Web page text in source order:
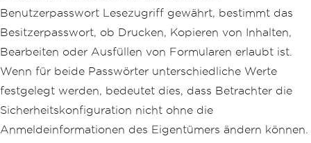
Benutzerpasswort Lesezugriff gewährt, bestimmt das
Besitzerpasswort, ob Drucken, Kopieren von Inhalten,
Bearbeiten oder Ausfüllen von Formularen erlaubt ist.
Wenn für beide Passwörter unterschiedliche Werte
festgelegt werden, bedeutet dies, dass Betrachter die
Sicherheitskonfiguration nicht ohne die
Anmeldeinformationen des Eigentümers ändern können.